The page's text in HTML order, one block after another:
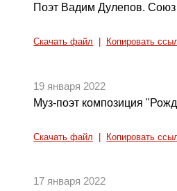
Поэт Вадим Дулепов. Союз
Скачать файл Копировать
19 января 2022
Муз-поэт композиция
Скачать файл Копировать
17 января 2022